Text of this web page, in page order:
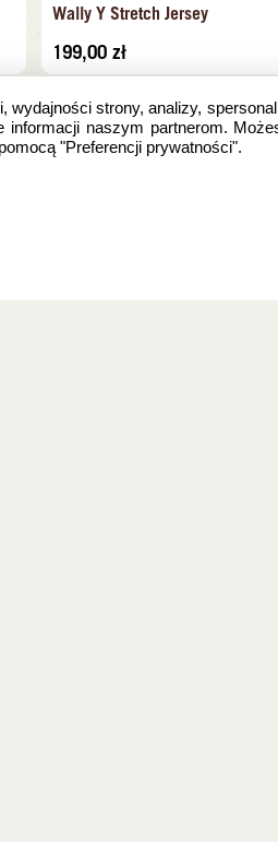
Wally Y Stretch Jersey
199,00 zł
strony, analizy,
naszym partnerom.
"Preferencji prywatności".